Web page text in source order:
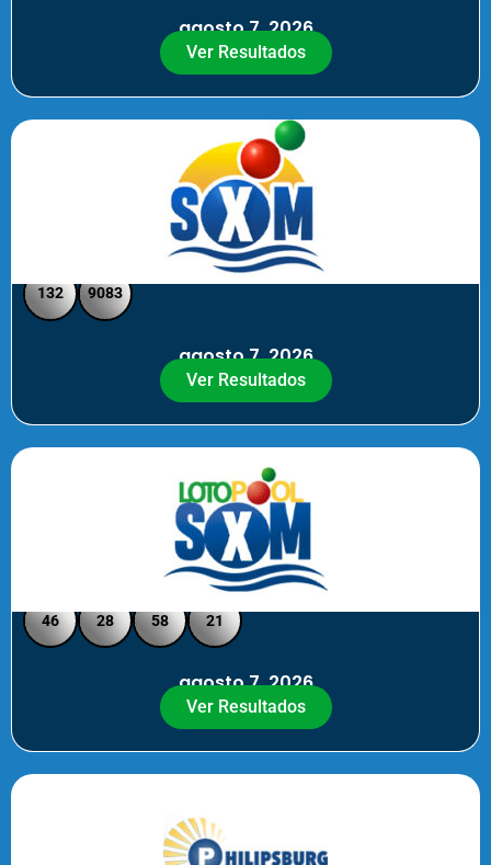
agosto 7, 2026
Ver Resultados
SXM Medio día - Pick 3 Pick 4
132 9083
agosto 7, 2026
Ver Resultados
Loto Pool SXM - Medio Día
46 28 58 21
agosto 7, 2026
Ver Resultados